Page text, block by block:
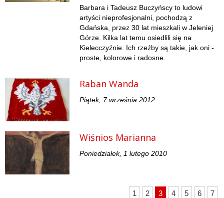
Barbara i Tadeusz Buczyńscy to ludowi
artyści nieprofesjonalni, pochodzą z
Gdańska, przez 30 lat mieszkali w Jeleniej
Górze. Kilka lat temu osiedlili się na
Kielecczyźnie. Ich rzeźby są takie, jak oni -
proste, kolorowe i radosne.
Raban Wanda
Piątek, 7 września 2012
Wiśnios Marianna
Poniedziałek, 1 lutego 2010
1 2 3 4 5 6 7